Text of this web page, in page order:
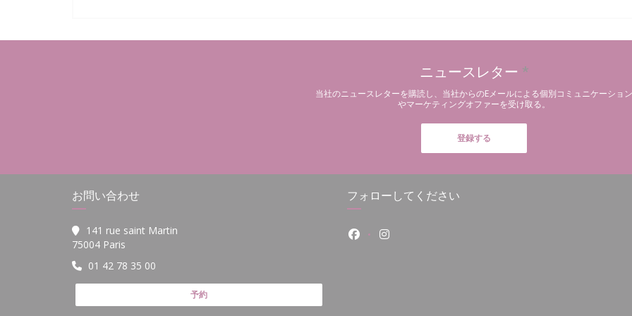
ニュースレター *
当社のニュースレターを購読し、当社からのEメールによる個別コミュニケーション
やマーケティングオファーを受け取る。
登録する
お問い合わせ
141 rue saint Martin
75004 Paris
01 42 78 35 00
予約
フォローしてください
Facebook ((新しいウィンドウで開きます))
Instagram ((新しいウィンドウで開きます))